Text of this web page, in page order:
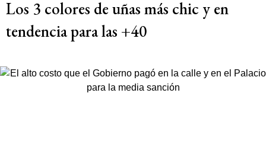
Los 3 colores de uñas más chic y en
tendencia para las +40